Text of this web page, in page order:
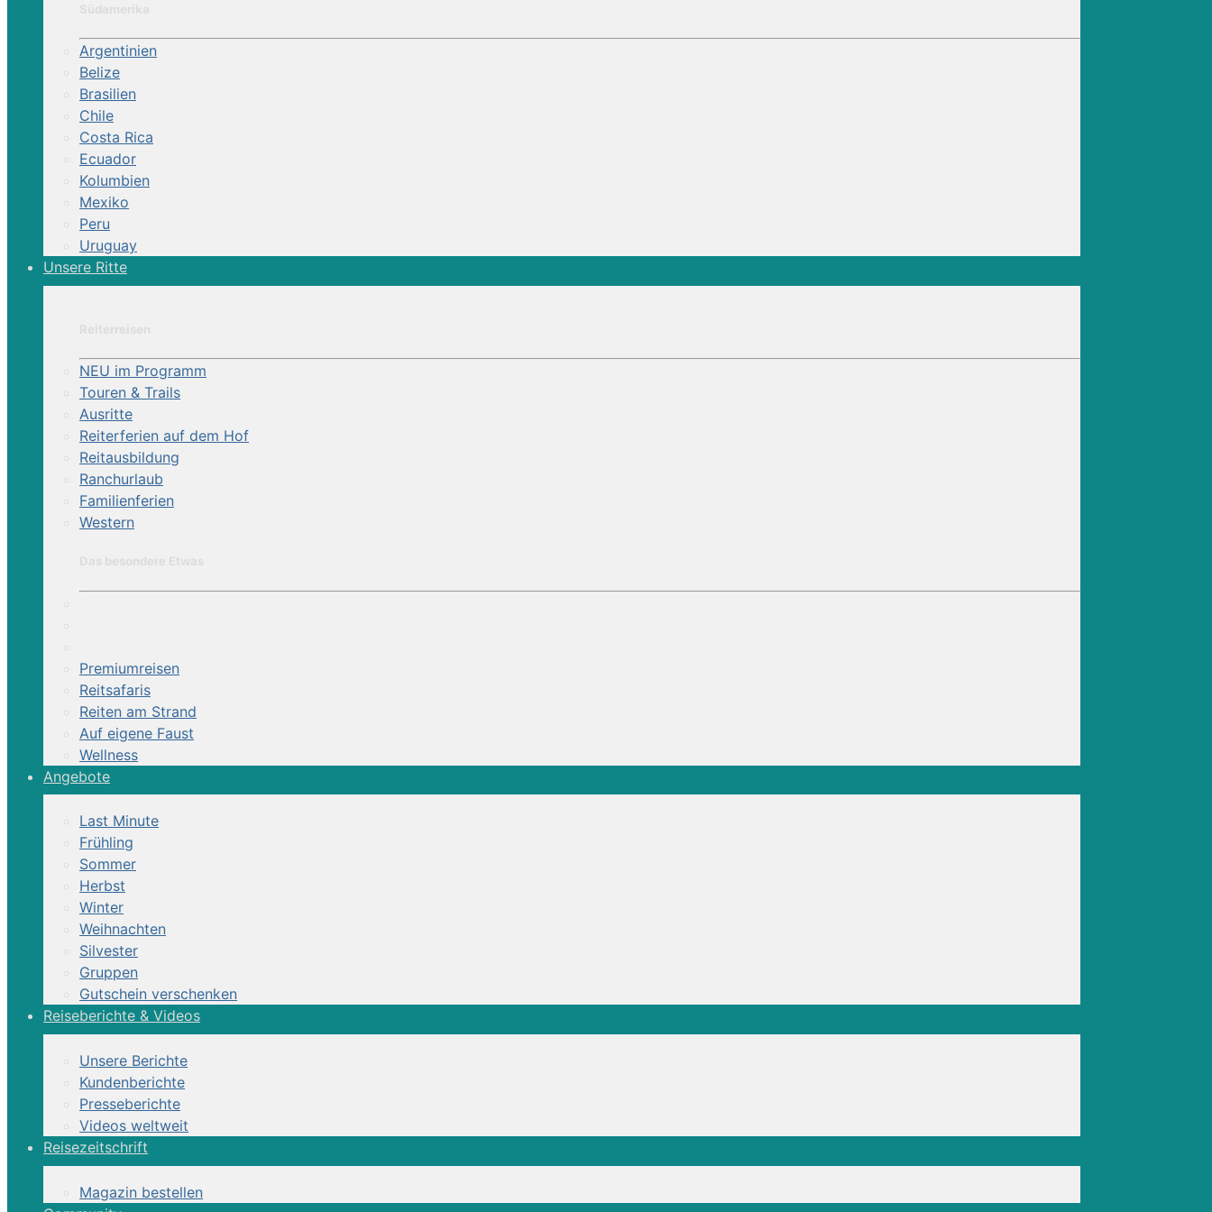
Argentinien
Belize
Brasilien
Chile
Costa Rica
Ecuador
Kolumbien
Mexiko
Peru
Uruguay
Unsere Ritte
NEU im Programm
Touren & Trails
Ausritte
Reiterferien auf dem Hof
Reitausbildung
Ranchurlaub
Familienferien
Western
Premiumreisen
Reitsafaris
Reiten am Strand
Auf eigene Faust
Wellness
Angebote
Last Minute
Frühling
Sommer
Herbst
Winter
Weihnachten
Silvester
Gruppen
Gutschein verschenken
Reiseberichte & Videos
Unsere Berichte
Kundenberichte
Presseberichte
Videos weltweit
Reisezeitschrift
Magazin bestellen
startseite
pegasus
d
reisen